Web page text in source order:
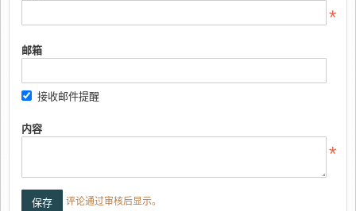
邮箱
接收邮件提醒
内容
评论通过审核后显示。